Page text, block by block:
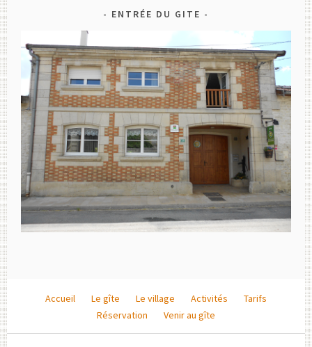
ENTRÉE DU GITE
Accueil Le gîte Le village Activités
Tarifs
Réservation
Venir au gîte